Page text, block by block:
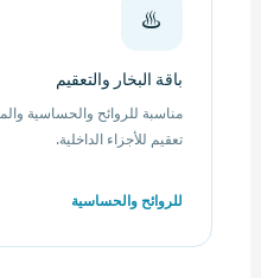
♨️
باقة البخار والتعقيم
مناسبة للروائح والحساسية
تعقيم للأجزاء الداخلية.
للروائح والحساسية